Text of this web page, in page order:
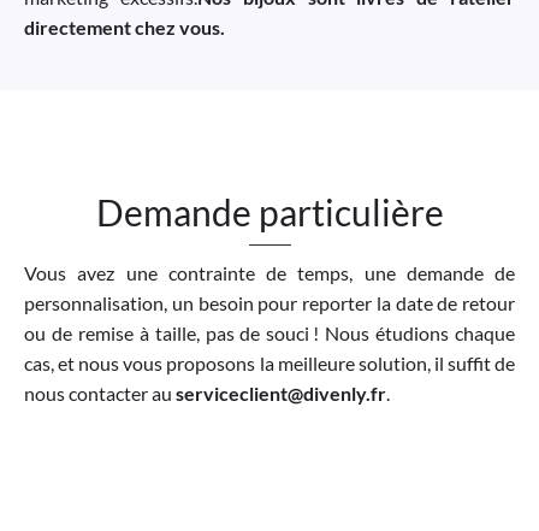
directement chez vous.
Demande particulière
Vous avez une contrainte de temps, une demande de
personnalisation, un besoin pour reporter la date de retour
ou de remise à taille, pas de souci ! Nous étudions chaque
cas, et nous vous proposons la meilleure solution, il suffit de
nous contacter au serviceclient@divenly.fr.